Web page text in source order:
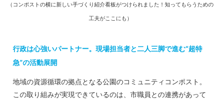
（コンポストの横に新しい手づくり紹介看板がつけられました！知ってもらうための
工夫がここにも）
行政は心強いパートナー。現場担当者と二人三脚で進む“超特
急”の活動展開
地域の資源循環の拠点となる公園のコミュニティコンポスト。
この取り組みが実現できているのは、市職員との連携があって